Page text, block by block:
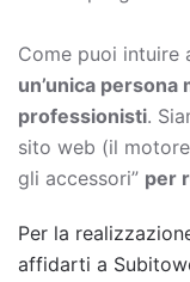
Come puoi intuire
un’unica
professionisti.
sito web (il
gli accessori” per
Per la
affidarti a